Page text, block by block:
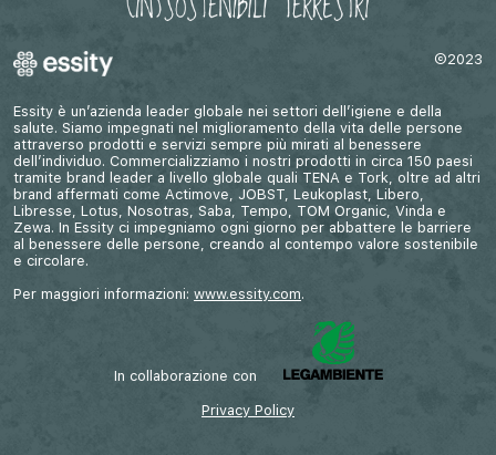
©2023
Essity è un’azienda leader globale nei settori dell’igiene e della
salute. Siamo impegnati nel miglioramento della vita delle persone
attraverso prodotti e servizi sempre più mirati al benessere
dell’individuo. Commercializziamo i nostri prodotti in circa 150 paesi
tramite brand leader a livello globale quali TENA e Tork, oltre ad altri
brand affermati come Actimove, JOBST, Leukoplast, Libero,
Libresse, Lotus, Nosotras, Saba, Tempo, TOM Organic, Vinda e
Zewa. In Essity ci impegniamo ogni giorno per abbattere le barriere
al benessere delle persone, creando al contempo valore sostenibile
e circolare.
Per maggiori informazioni: www.essity.com.
In collaborazione con
Privacy Policy